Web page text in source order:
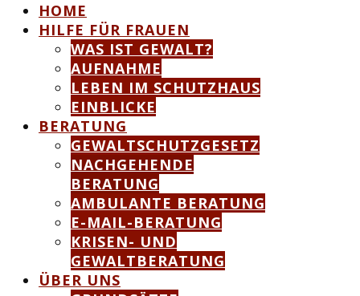
HOME
HILFE FÜR FRAUEN
WAS IST GEWALT?
AUFNAHME
LEBEN IM SCHUTZHAUS
EINBLICKE
BERATUNG
GEWALTSCHUTZGESETZ
NACHGEHENDE
BERATUNG
AMBULANTE BERATUNG
E-MAIL-BERATUNG
KRISEN- UND
GEWALTBERATUNG
ÜBER UNS